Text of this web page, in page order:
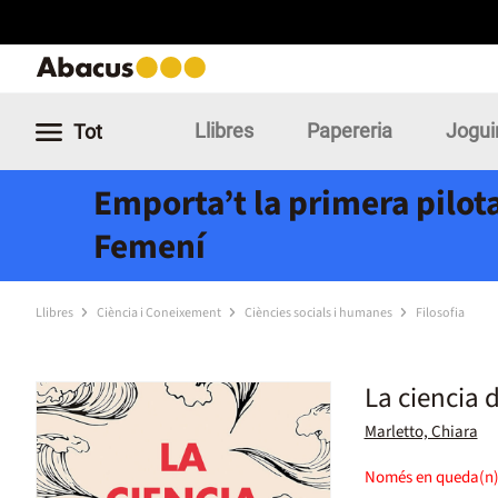
Tot Llibres Papereria
Emporta’t la primera
Femení
Llibres Ciència i Coneixement Ciències socials i humanes Filosofia
La ciencia
Marletto, Chiara
Només en